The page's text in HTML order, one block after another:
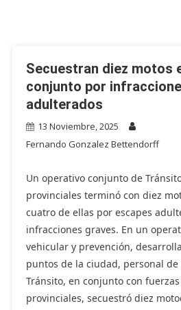
Secuestran diez motos
conjunto por
adulterados
13 Noviembre, 2025
Fernando Gonzalez Bettendorff
Un operativo conjunto de
provinciales terminó con diez
cuatro de ellas por escapes
infracciones graves. En un
vehicular y prevención,
puntos de la ciudad, personal
Tránsito, en conjunto con
provinciales, secuestró diez